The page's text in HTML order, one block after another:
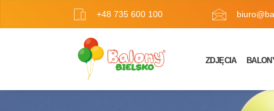
+48 735 600 100
ZDJĘCIA